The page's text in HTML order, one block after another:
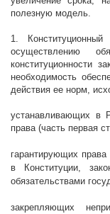
полезную модель.
1.
осуществлению
конституционности
необходимость
действия ее норм,
устанавливающих в
права (часть первая
гарантирующих
в Конституции,
обязательствами
закрепляющих